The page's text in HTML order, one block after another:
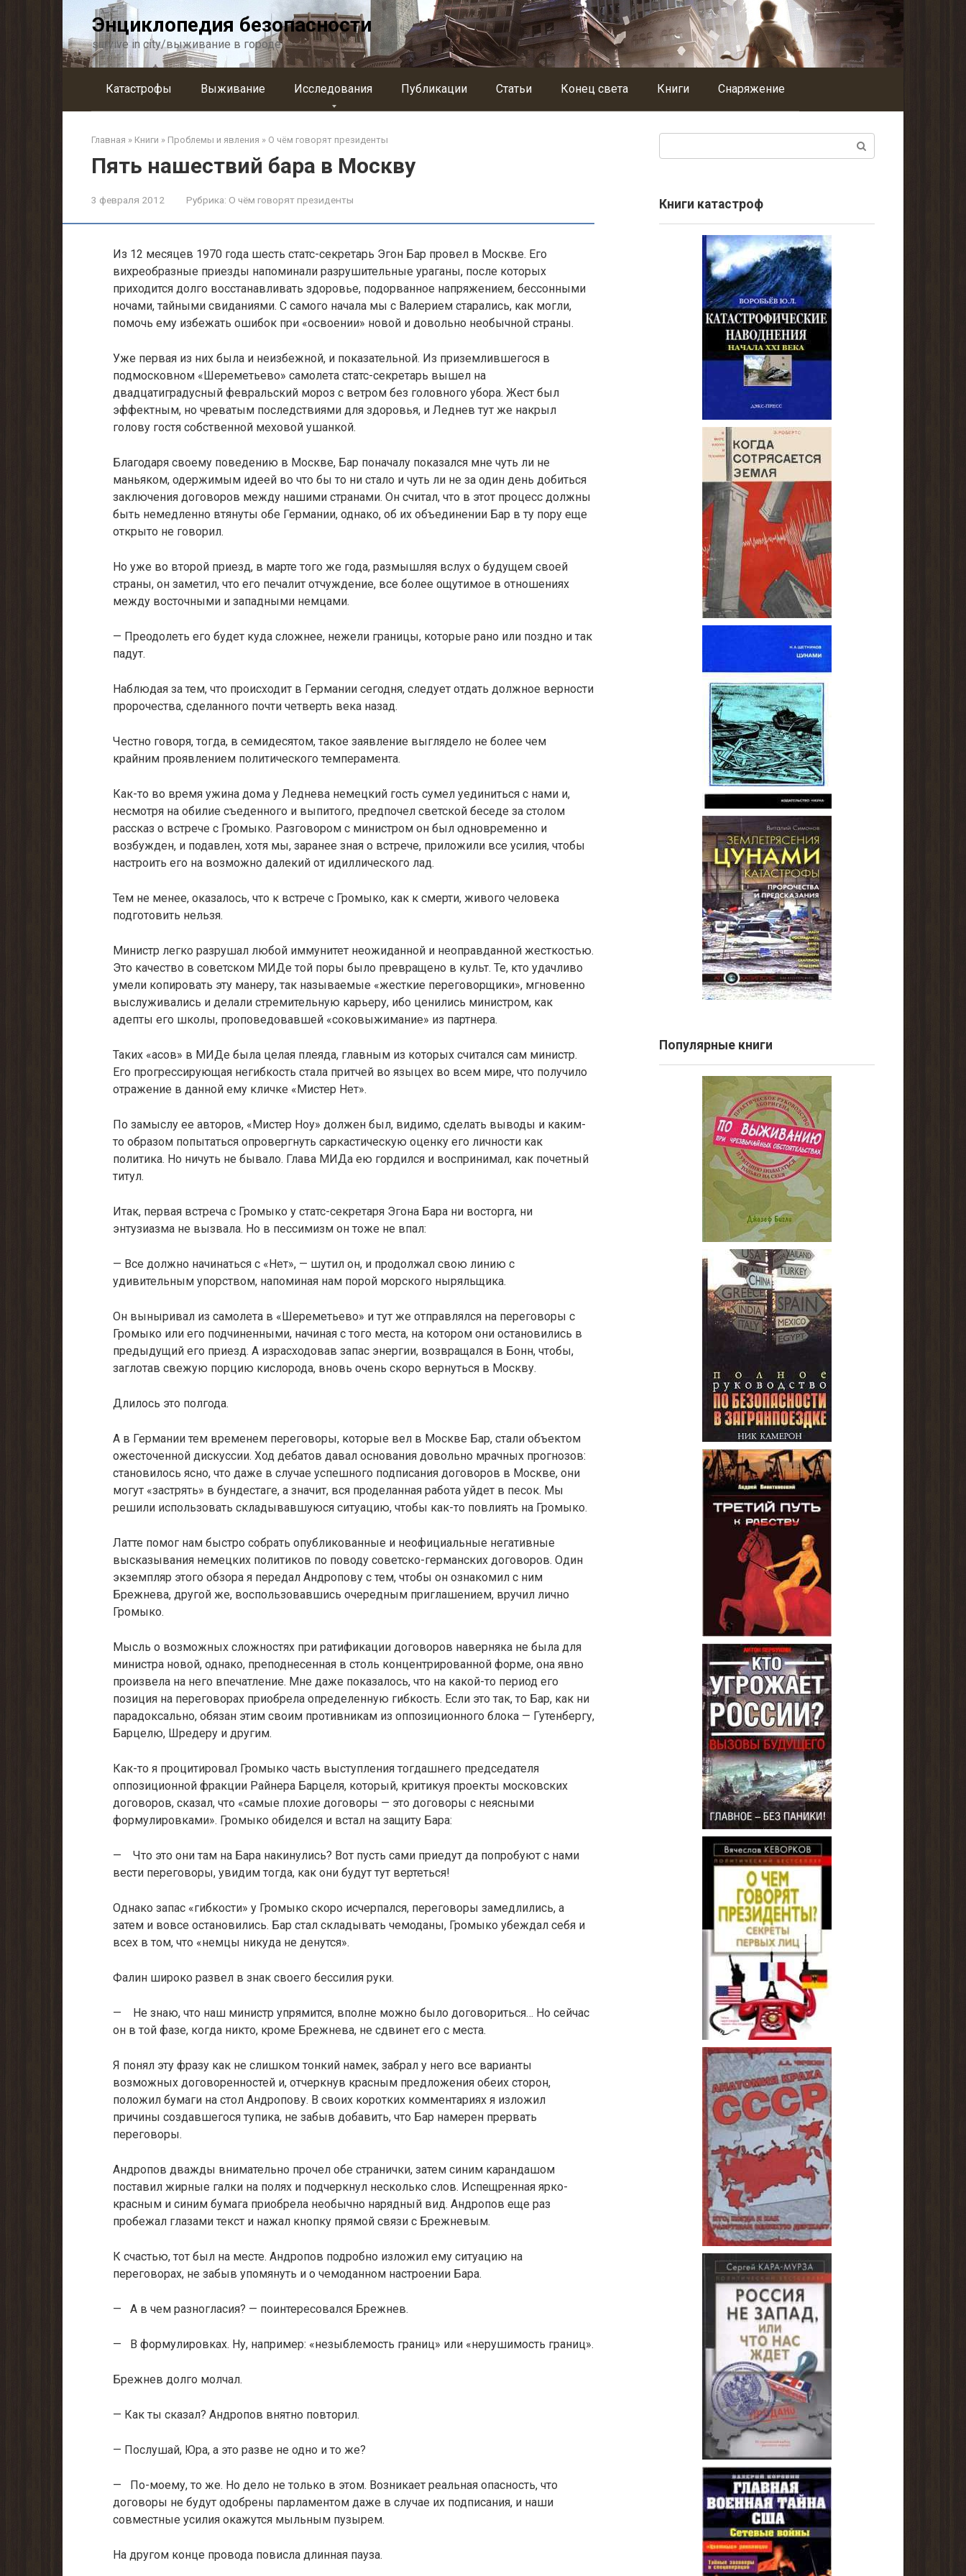
Энциклопедия безопасности
survive in city/выживание в городе
Катастрофы Выживание Исследования Публикации Статьи Конец света Книги Снаряжение
Главная » Книги » Проблемы и явления » О чём говорят президенты
Пять нашествий бара в Москву
3 февраля 2012 Рубрика: О чём говорят президенты
Из 12 месяцев 1970 года шесть статс-секретарь Эгон Бар провел в Москве. Его
вихреобразные приезды напоминали разрушительные ураганы, после которых
приходится долго восстанавливать здоровье, подорванное напряжением, бес­сонными
ночами, тайными свиданиями. С самого начала мы с Валерием старались, как могли,
помочь ему избежать оши­бок при «освоении» новой и довольно необычной страны.
Уже первая из них была и неизбежной, и показательной. Из приземлившегося в
подмосковном «Шереметьево» само­лета статс-секретарь вышел на
двадцатиградусный февраль­ский мороз с ветром без головного убора. Жест был
эффект­ным, но чреватым последствиями для здоровья, и Леднев тут же накрыл
голову гостя собственной меховой ушанкой.
Благодаря своему поведению в Москве, Бар поначалу по­казался мне чуть ли не
маньяком, одержимым идеей во что бы то ни стало и чуть ли не за один день добиться
заключения до­говоров между нашими странами. Он считал, что в этот про­цесс должны
быть немедленно втянуты обе Германии, однако, об их объединении Бар в ту пору еще
открыто не говорил.
Но уже во второй приезд, в марте того же года, размыш­ляя вслух о будущем своей
страны, он заметил, что его пе­чалит отчуждение, все более ощутимое в отношениях
между восточными и западными немцами.
— Преодолеть его будет куда сложнее, нежели границы, которые рано или поздно и так
падут.
Наблюдая за тем, что происходит в Германии сегодня, следует отдать должное верности
пророчества, сделанного почти четверть века назад.
Честно говоря, тогда, в семидесятом, такое заявление вы­глядело не более чем
крайним проявлением политического темперамента.
Как-то во время ужина дома у Леднева немецкий гость сумел уединиться с нами и,
несмотря на обилие съеденно­го и выпитого, предпочел светской беседе за столом
рассказ о встрече с Громыко. Разговором с министром он был одно­временно и
возбужден, и подавлен, хотя мы, заранее зная о встрече, приложили все усилия, чтобы
настроить его на воз­можно далекий от идиллического лад.
Тем не менее, оказалось, что к встрече с Громыко, как к смерти, живого человека
подготовить нельзя.
Министр легко разрушал любой иммунитет неожидан­ной и неоправданной жесткостью.
Это качество в советском МИДе той поры было превращено в культ. Те, кто удачливо
умели копировать эту манеру, так называемые «жесткие пе­реговорщики», мгновенно
выслуживались и делали стреми­тельную карьеру, ибо ценились министром, как
адепты его школы, проповедовавшей «соковыжимание» из партнера.
Таких «асов» в МИДе была целая плеяда, главным из ко­торых считался сам министр.
Его прогрессирующая негиб­кость стала притчей во языцех во всем мире, что получило
отражение в данной ему кличке «Мистер Нет».
По замыслу ее авторов, «Мистер Ноу» должен был, ви­димо, сделать выводы и каким-
то образом попытаться опро­вергнуть саркастическую оценку его личности как
политика. Но ничуть не бывало. Глава МИДа ею гордился и восприни­мал, как почетный
титул.
Итак, первая встреча с Громыко у статс-секретаря Эгона Бара ни восторга, ни
энтузиазма не вызвала. Но в пессимизм он тоже не впал:
— Все должно начинаться с «Нет», — шутил он, и продол­жал свою линию с
удивительным упорством, напоминая нам порой морского ныряльщика.
Он выныривал из самолета в «Шереметьево» и тут же от­правлялся на переговоры с
Громыко или его подчиненными, начиная с того места, на котором они остановились в
преды­дущий его приезд. А израсходовав запас энергии, возвращал­ся в Бонн, чтобы,
заглотав свежую порцию кислорода, вновь очень скоро вернуться в Москву.
Длилось это полгода.
А в Германии тем временем переговоры, которые вел в Москве Бар, стали объектом
ожесточенной дискуссии. Ход де­батов давал основания довольно мрачных прогнозов:
стано­вилось ясно, что даже в случае успешного подписания дого­воров в Москве, они
могут «застрять» в бундестаге, а значит, вся проделанная работа уйдет в песок. Мы
решили исполь­зовать складывавшуюся ситуацию, чтобы как-то повлиять на Громыко.
Латте помог нам быстро собрать опубликованные и не­официальные негативные
высказывания немецких политиков по поводу советско-германских договоров. Один
экземпляр этого обзора я передал Андропову с тем, чтобы он ознако­мил с ним
Брежнева, другой же, воспользовавшись очеред­ным приглашением, вручил лично
Громыко.
Мысль о возможных сложностях при ратификации дого­воров наверняка не была для
министра новой, однако, пре­поднесенная в столь концентрированной форме, она явно
произвела на него впечатление. Мне даже показалось, что на какой-то период его
позиция на переговорах приобрела оп­ределенную гибкость. Если это так, то Бар, как ни
парадок­сально, обязан этим своим противникам из оппозиционного блока — Гутенбергу,
Барцелю, Шредеру и другим.
Как-то я процитировал Громыко часть выступления то­гдашнего председателя
оппозиционной фракции Райнера Барцеля, который, критикуя проекты московских
договоров, сказал, что «самые плохие договоры — это договоры с неяс­ными
формулировками». Громыко обиделся и встал на защи­ту Бара:
— Что это они там на Бара накинулись? Вот пусть сами приедут да попробуют с нами
вести переговоры, увидим то­гда, как они будут тут вертеться!
Однако запас «гибкости» у Громыко скоро исчерпался, переговоры замедлились, а
затем и вовсе остановились. Бар стал складывать чемоданы, Громыко убеждал себя и
всех в том, что «немцы никуда не денутся».
Фалин широко развел в знак своего бессилия руки.
— Не знаю, что наш министр упрямится, вполне можно было договориться… Но сейчас
он в той фазе, когда никто, кроме Брежнева, не сдвинет его с места.
Я понял эту фразу как не слишком тонкий намек, забрал у него все варианты
возможных договоренностей и, отчерк­нув красным предложения обеих сторон,
положил бумаги на стол Андропову. В своих коротких комментариях я изложил
причины создавшегося тупика, не забыв добавить, что Бар намерен прервать
переговоры.
Андропов дважды внимательно прочел обе странички, затем синим карандашом
поставил жирные галки на полях и подчеркнул несколько слов. Испещренная ярко-
красным и синим бумага приобрела необычно нарядный вид. Андропов еще раз
пробежал глазами текст и нажал кнопку прямой свя­зи с Брежневым.
К счастью, тот был на месте. Андропов подробно изло­жил ему ситуацию на
переговорах, не забыв упомянуть и о чемоданном настроении Бара.
— А в чем разногласия? — поинтересовался Брежнев.
— В формулировках. Ну, например: «незыблемость гра­ниц» или «нерушимость границ».
Брежнев долго молчал.
— Как ты сказал? Андропов внятно повторил.
— Послушай, Юра, а это разве не одно и то же?
— По-моему, то же. Но дело не только в этом. Возника­ет реальная опасность, что
договоры не будут одобрены пар­ламентом даже в случае их подписания, и наши
совместные усилия окажутся мыльным пузырем.
На другом конце провода повисла длинная пауза.
Книги катастроф
Популярные книги